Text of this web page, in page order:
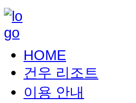
HOME
건우 리조트
이용 안내